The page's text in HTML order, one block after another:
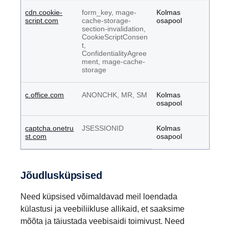
cdn.cookie-
script.com
form_key, mage-
cache-storage-
section-invalidation,
CookieScriptConsen
t,
ConfidentialityAgree
ment, mage-cache-
storage
Kolmas
osapool
c.office.com ANONCHK, MR, SM
Kolmas
osapool
captcha.onetru
st.com
JSESSIONID
Kolmas
osapool
Jõudlusküpsised
Need küpsised võimaldavad meil loendada
külastusi ja veebiliikluse allikaid, et saaksime
mõõta ja täiustada veebisaidi toimivust. Need